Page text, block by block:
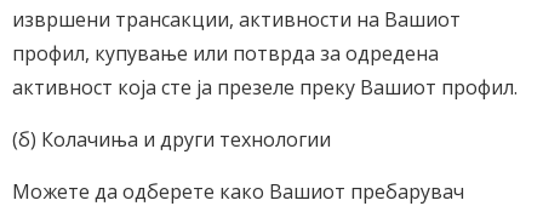
извршени трансакции, активности на Вашиот
профил, купување или потврда за одредена
активност која сте ја презеле преку Вашиот профил.
(б) Колачиња и други технологии
Можете да одберете како Вашиот пребарувач